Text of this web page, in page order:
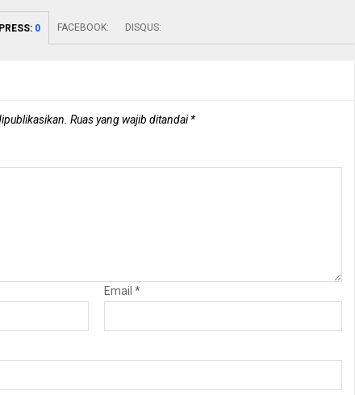
0 FACEBOOK: DISQUS:
Ruas yang wajib ditandai*
Email *